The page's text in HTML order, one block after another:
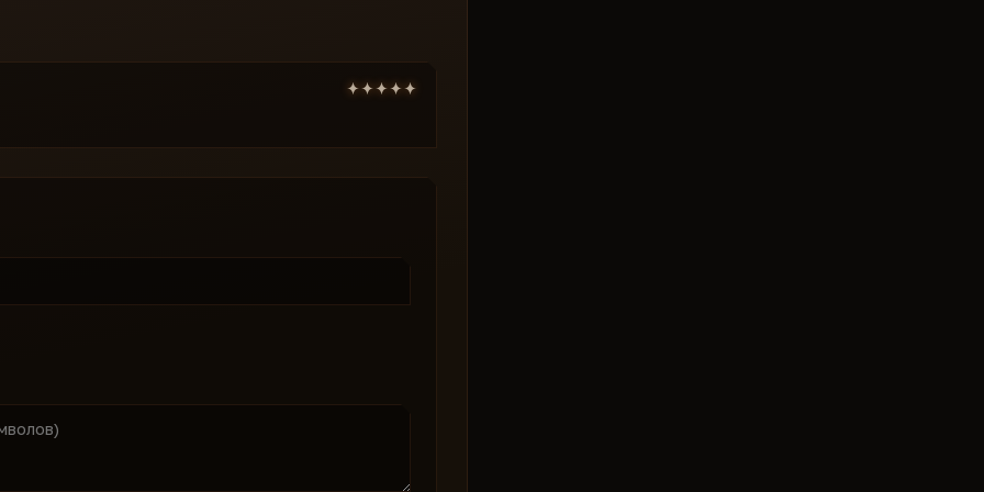
стабильность превыше всего.
сложные макросы в интуитивный
play для плавного геймплея в ближних